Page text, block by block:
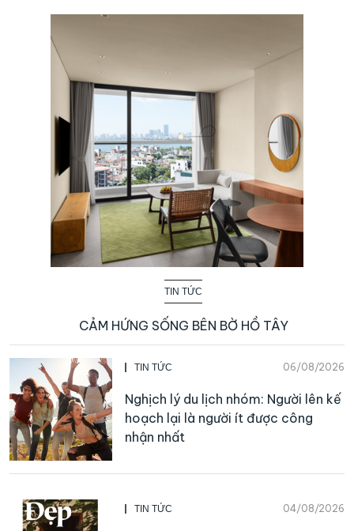
TIN TỨC
CẢM HỨNG SỐNG BÊN BỜ HỒ TÂY
TIN TỨC 06/08/2026
Nghịch lý du lịch nhóm: Người lên kế
hoạch lại là người ít được công
nhận nhất
TIN TỨC 04/08/2026